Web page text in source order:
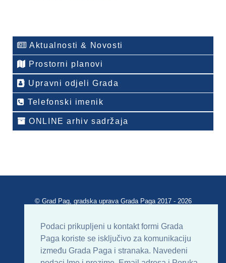
Podaci prikupljeni u kontakt formi Grada
Paga koriste se isključivo za komunikaciju
između Grada Paga i stranaka. Navedeni
Aktualnosti & Novosti
Prostorni planovi
Upravni odjeli Grada
Telefonski imenik
ONLINE arhiv sadržaja
© Grad Pag, gradska uprava Grada Paga 2017 - 2026
Uvjeti korištenja Impressum Kontakt